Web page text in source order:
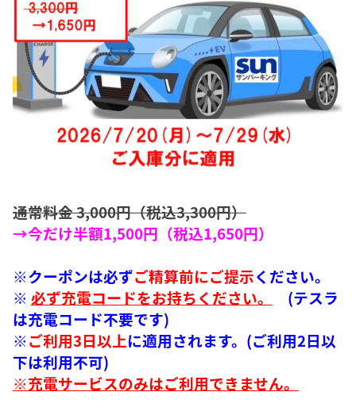
通常料金 3,000円（税込3,300円）
→今だけ半額1,500円（税込1,650円）
※クーポンは必ずご精算前にご提示ください。
※ 必ず充電コードをお持ちください。
(テスラ
は充電コード不要です)
※ご利用3日以上に適用されます。(ご利用2日以
下は利用不可)
※充電サービスのみはご利用できません。